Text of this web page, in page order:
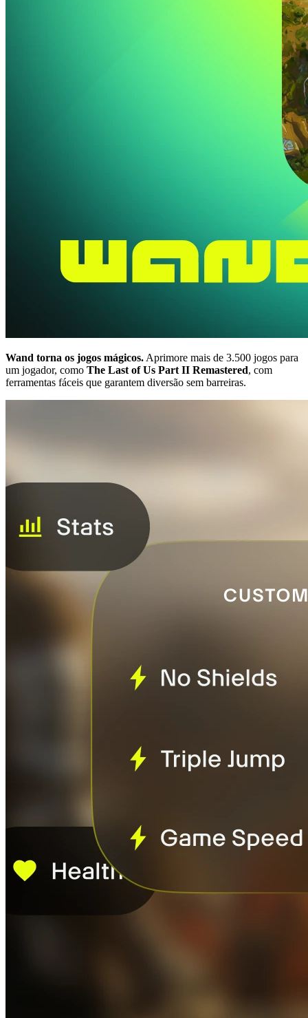
Wand torna os jogos mágicos. Aprimore mais de 3.500 jogos para
um jogador, como The Last of Us Part II Remastered, com
ferramentas fáceis que garantem diversão sem barreiras.